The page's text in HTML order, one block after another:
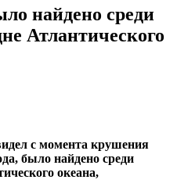
найдено среди
Атлантического
с момента крушения
было найдено среди
океана,